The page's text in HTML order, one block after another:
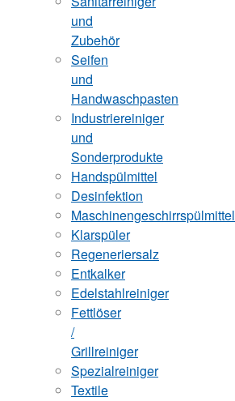
und
Zubehör
Seifen
und
Handwaschpasten
Industriereiniger
und
Sonderprodukte
Handspülmittel
Desinfektion
Maschinengeschirrspülmittel
Klarspüler
Regeneriersalz
Entkalker
Edelstahlreiniger
Fettlöser
/
Grillreiniger
Spezialreiniger
Textile